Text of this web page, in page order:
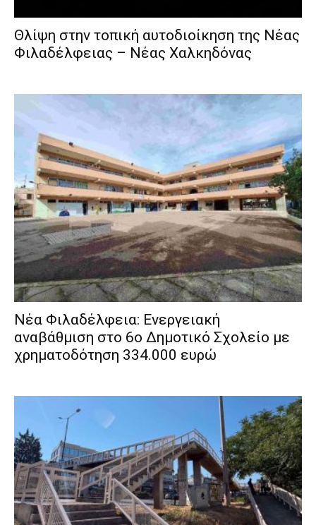
Θλίψη στην τοπική αυτοδιοίκηση της Νέας
Φιλαδέλφειας – Νέας Χαλκηδόνας
Νέα Φιλαδέλφεια: Ενεργειακή
αναβάθμιση στο 6ο Δημοτικό Σχολείο με
χρηματοδότηση 334.000 ευρώ